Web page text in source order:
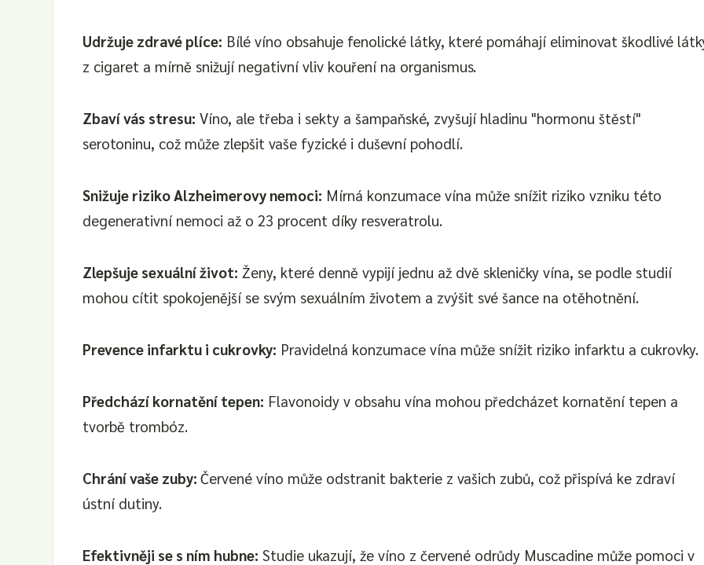
Udržuje zdravé plíce: Bílé víno obsahuje fenolické látky, které pomáhají eliminovat škodlivé
z cigaret a mírně snižují negativní vliv kouření na organismus.
Zbaví vás stresu: Víno, ale třeba i sekty a šampaňské, zvyšují hladinu "hormonu štěstí"
serotoninu, což může zlepšit vaše fyzické i duševní pohodlí.
Snižuje riziko Alzheimerovy nemoci: Mírná konzumace vína může snížit riziko vzniku této
degenerativní nemoci až o 23 procent díky resveratrolu.
Zlepšuje sexuální život: Ženy, které denně vypijí jednu až dvě skleničky vína, se podle studií
mohou cítit spokojenější se svým sexuálním životem a zvýšit své šance na otěhotnění.
Prevence infarktu i cukrovky: Pravidelná konzumace vína může snížit riziko infarktu a cukrovky.
Předchází kornatění tepen: Flavonoidy v obsahu vína mohou předcházet kornatění tepen a
tvorbě trombóz.
Chrání vaše zuby:Červené víno může odstranit bakterie z vašich zubů, což přispívá ke zdraví
ústní dutiny.
Efektivněji se s ním hubne: Studie ukazují, že víno z červené odrůdy Muscadine může pomoci v